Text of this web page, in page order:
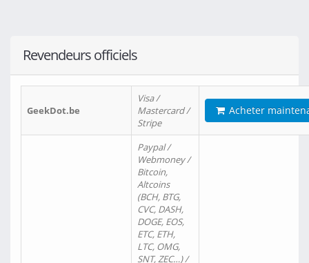
Revendeurs officiels
GeekDot.be
Visa /
Mastercard /
Stripe
Acheter
Paypal /
Webmoney /
Bitcoin,
Altcoins
(BCH, BTG,
CVC, DASH,
DOGE, EOS,
ETC, ETH,
LTC, OMG,
SNT, ZEC…) /